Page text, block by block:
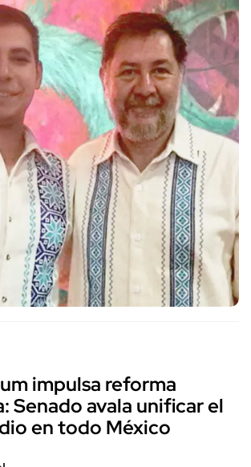
impulsa reforma
Senado avala unificar el
en todo México